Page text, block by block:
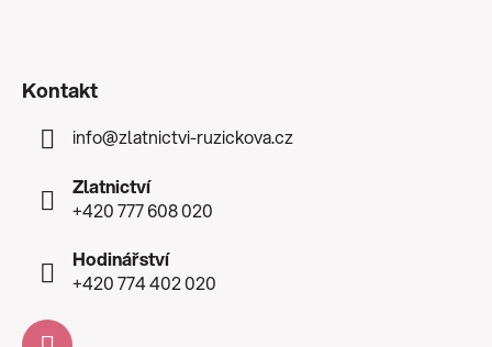
Kontakt
info@zlatnictvi-ruzickova.cz
Zlatnictví
+420 777 608 020
Hodinářství
+420 774 402 020